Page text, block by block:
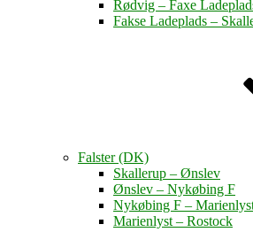
Rødvig – Faxe
Fakse Ladeplads –
Falster (DK)
Skallerup – Ønslev
Ønslev – Nykøbing F
Nykøbing F –
Marienlyst – Rostock